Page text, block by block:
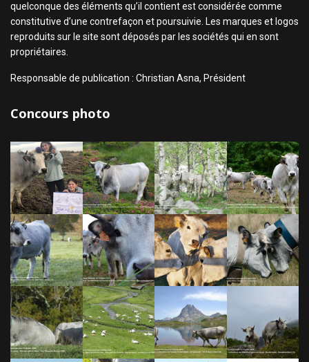
quelconque des éléments qu’il contient est considérée comme
constitutive d’une contrefaçon et poursuivie. Les marques et logos
reproduits sur le site sont déposés par les sociétés qui en sont
propriétaires.
Responsable de publication : Christian Asna, Président
Concours photo